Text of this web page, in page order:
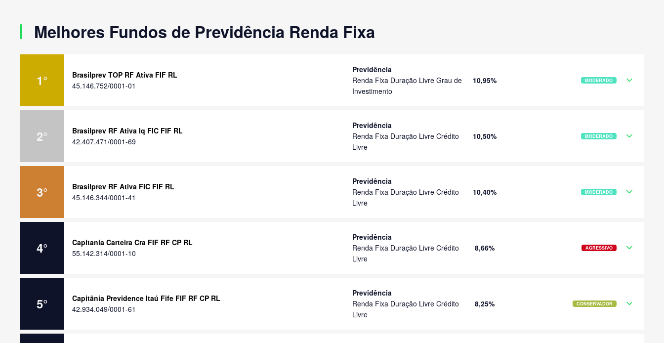
Melhores Fundos de Previdência Renda Fixa
1°
Brasilprev TOP RF Ativa FIF RL
45.146.752/0001-01
Previdência
Renda Fixa Duração Livre Grau de
Investimento
10,95% MODERADO
2°
Brasilprev RF Ativa Iq FIC FIF RL
42.407.471/0001-69
Previdência
Renda Fixa Duração Livre Crédito
Livre
10,50% MODERADO
3°
Brasilprev RF Ativa FIC FIF RL
45.146.344/0001-41
Previdência
Renda Fixa Duração Livre Crédito
Livre
10,40% MODERADO
4°
Capitania Carteira Cra FIF RF CP RL
55.142.314/0001-10
Previdência
Renda Fixa Duração Livre Crédito
Livre
8,66% AGRESSIVO
5°
Capitânia Previdence Itaú Fife FIF RF CP RL
42.934.049/0001-61
Previdência
Renda Fixa Duração Livre Crédito
Livre
8,25% CONSERVADOR